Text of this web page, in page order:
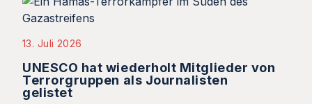
13. Juli 2026
UNESCO hat wiederholt Mitglieder von
Terrorgruppen als Journalisten
gelistet